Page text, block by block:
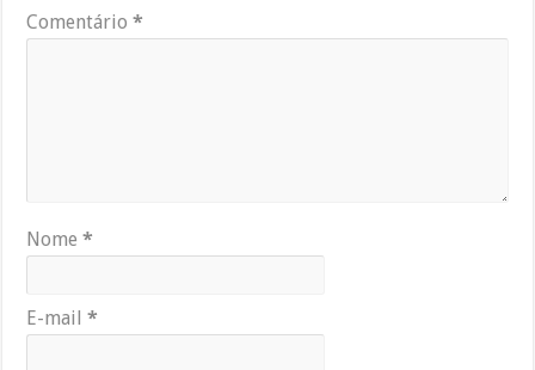
Comentário*
Nome*
E-mail*